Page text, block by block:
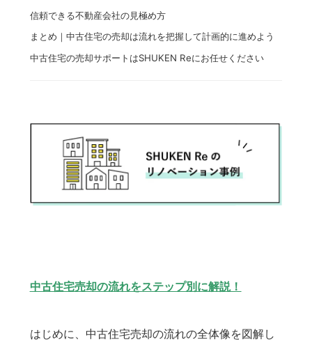
信頼できる不動産会社の見極め方
まとめ｜中古住宅の売却は流れを把握して計画的に進めよう
中古住宅の売却サポートはSHUKEN Reにお任せください
中古住宅売却の流れをステップ別に解説！
はじめに、中古住宅売却の流れの全体像を図解し